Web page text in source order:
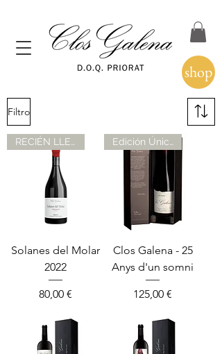
shop
Filtro
Solanes del Molar
2022
Precio
80,00 €
Clos Galena - 25
Anys d'un somni
Precio
125,00 €